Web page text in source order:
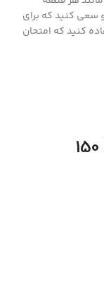
سعی کنید که برای
کنید که امتحان
کاربراتور هندا 150